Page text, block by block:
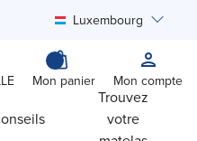
Luxembourg
Mon panier Mon compte
Trouvez
votre